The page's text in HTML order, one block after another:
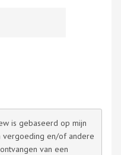
is gebaseerd op mijn
vergoeding en/of andere
van een